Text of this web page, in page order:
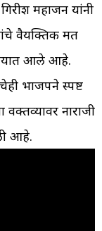
महाजन यांनी
वैयक्तिक मत
आले आहे.
भाजपने स्पष्ट
नाराजी
आहे.